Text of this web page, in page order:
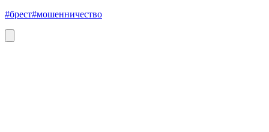
#брест#мошенничество